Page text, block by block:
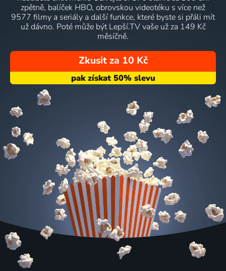
zpětně, balíček HBO, obrovskou videotéku s více než
9577 filmy a seriály a další funkce, které byste si přáli mít
už dávno. Poté může být Lepší.TV vaše už za 149 Kč
měsíčně.
Zkusit za 10 Kč